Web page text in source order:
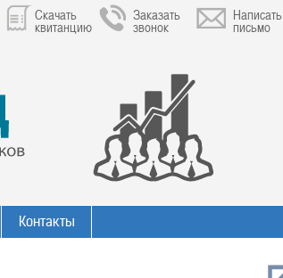
Скачать
квитанцию
Заказать
звонок
Написать
письмо
Контакты